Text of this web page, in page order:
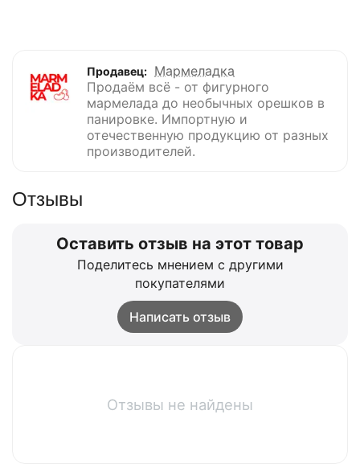
Продавец: Мармеладка
Продаём всё - от фигурного
мармелада до необычных орешков в
панировке. Импортную и
отечественную продукцию от разных
производителей.
Отзывы
Оставить отзыв на этот товар
Поделитесь мнением с другими
покупателями
Написать отзыв
Отзывы не найдены